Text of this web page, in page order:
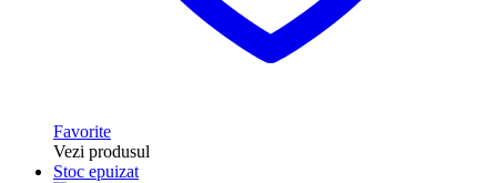
Favorite
Vezi produsul
Stoc epuizat